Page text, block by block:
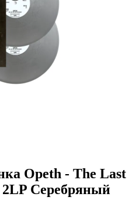
Opeth - The Last
Серебряный